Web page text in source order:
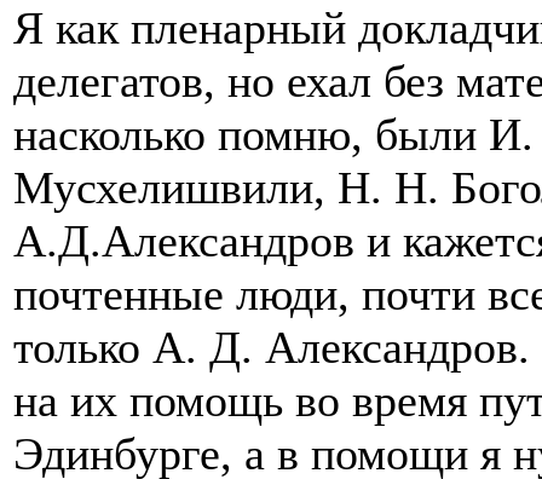
Я как пленарный
делегатов, но ехал без
насколько помню, были
Мусхелишвили, Н. Н.
А.Д.Александров и
почтенные люди, почти
только А. Д.
на их помощь во время
Эдинбурге, а в помощи я